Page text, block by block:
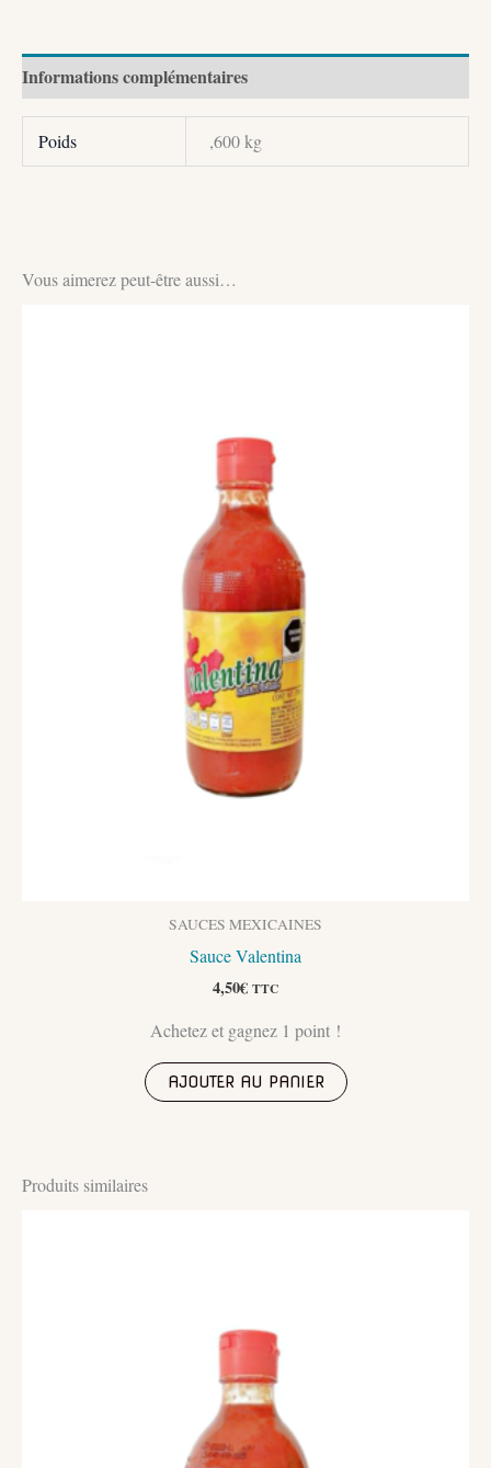
Informations complémentaires
Poids ,600 kg
Vous aimerez peut-être aussi…
SAUCES MEXICAINES
Sauce Valentina
4,50€ TTC
Achetez et gagnez 1 point !
AJOUTER AU PANIER
Produits similaires